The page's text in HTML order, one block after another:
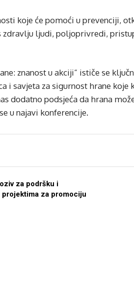
koje će pomoći u prevenciji,
zdravlju ljudi, poljoprivredi,
znanost u akciji” ističe se
i savjeta za sigurnost hrane
dodatno podsjeća da hrana
u najavi konferencije.
za podršku i
za promociju